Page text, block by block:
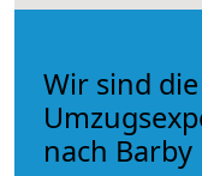
Wir sind
nach Barby